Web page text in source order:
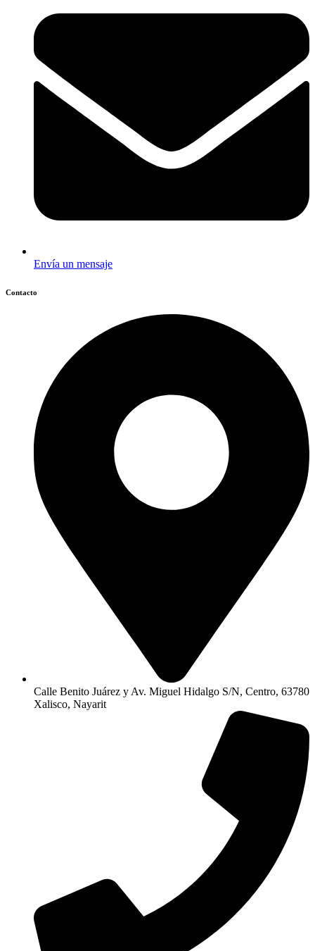
Envía un mensaje
Contacto
Calle Benito Juárez y Av. Miguel Hidalgo S/N, Centro, 63780
Xalisco, Nayarit